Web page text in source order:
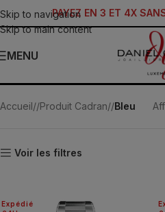
Skip to navigation
Skip to main content
PAYEZ EN 3 ET 4X
MENU
Accueil/ Produit Cadran/ Bleu
Voir les filtres
Expédié